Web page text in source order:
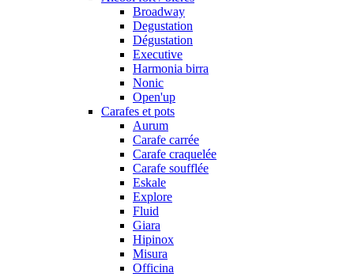
Broadway
Degustation
Dégustation
Executive
Harmonia birra
Nonic
Open'up
Carafes et pots
Aurum
Carafe carrée
Carafe craquelée
Carafe soufflée
Eskale
Explore
Fluid
Giara
Hipinox
Misura
Officina